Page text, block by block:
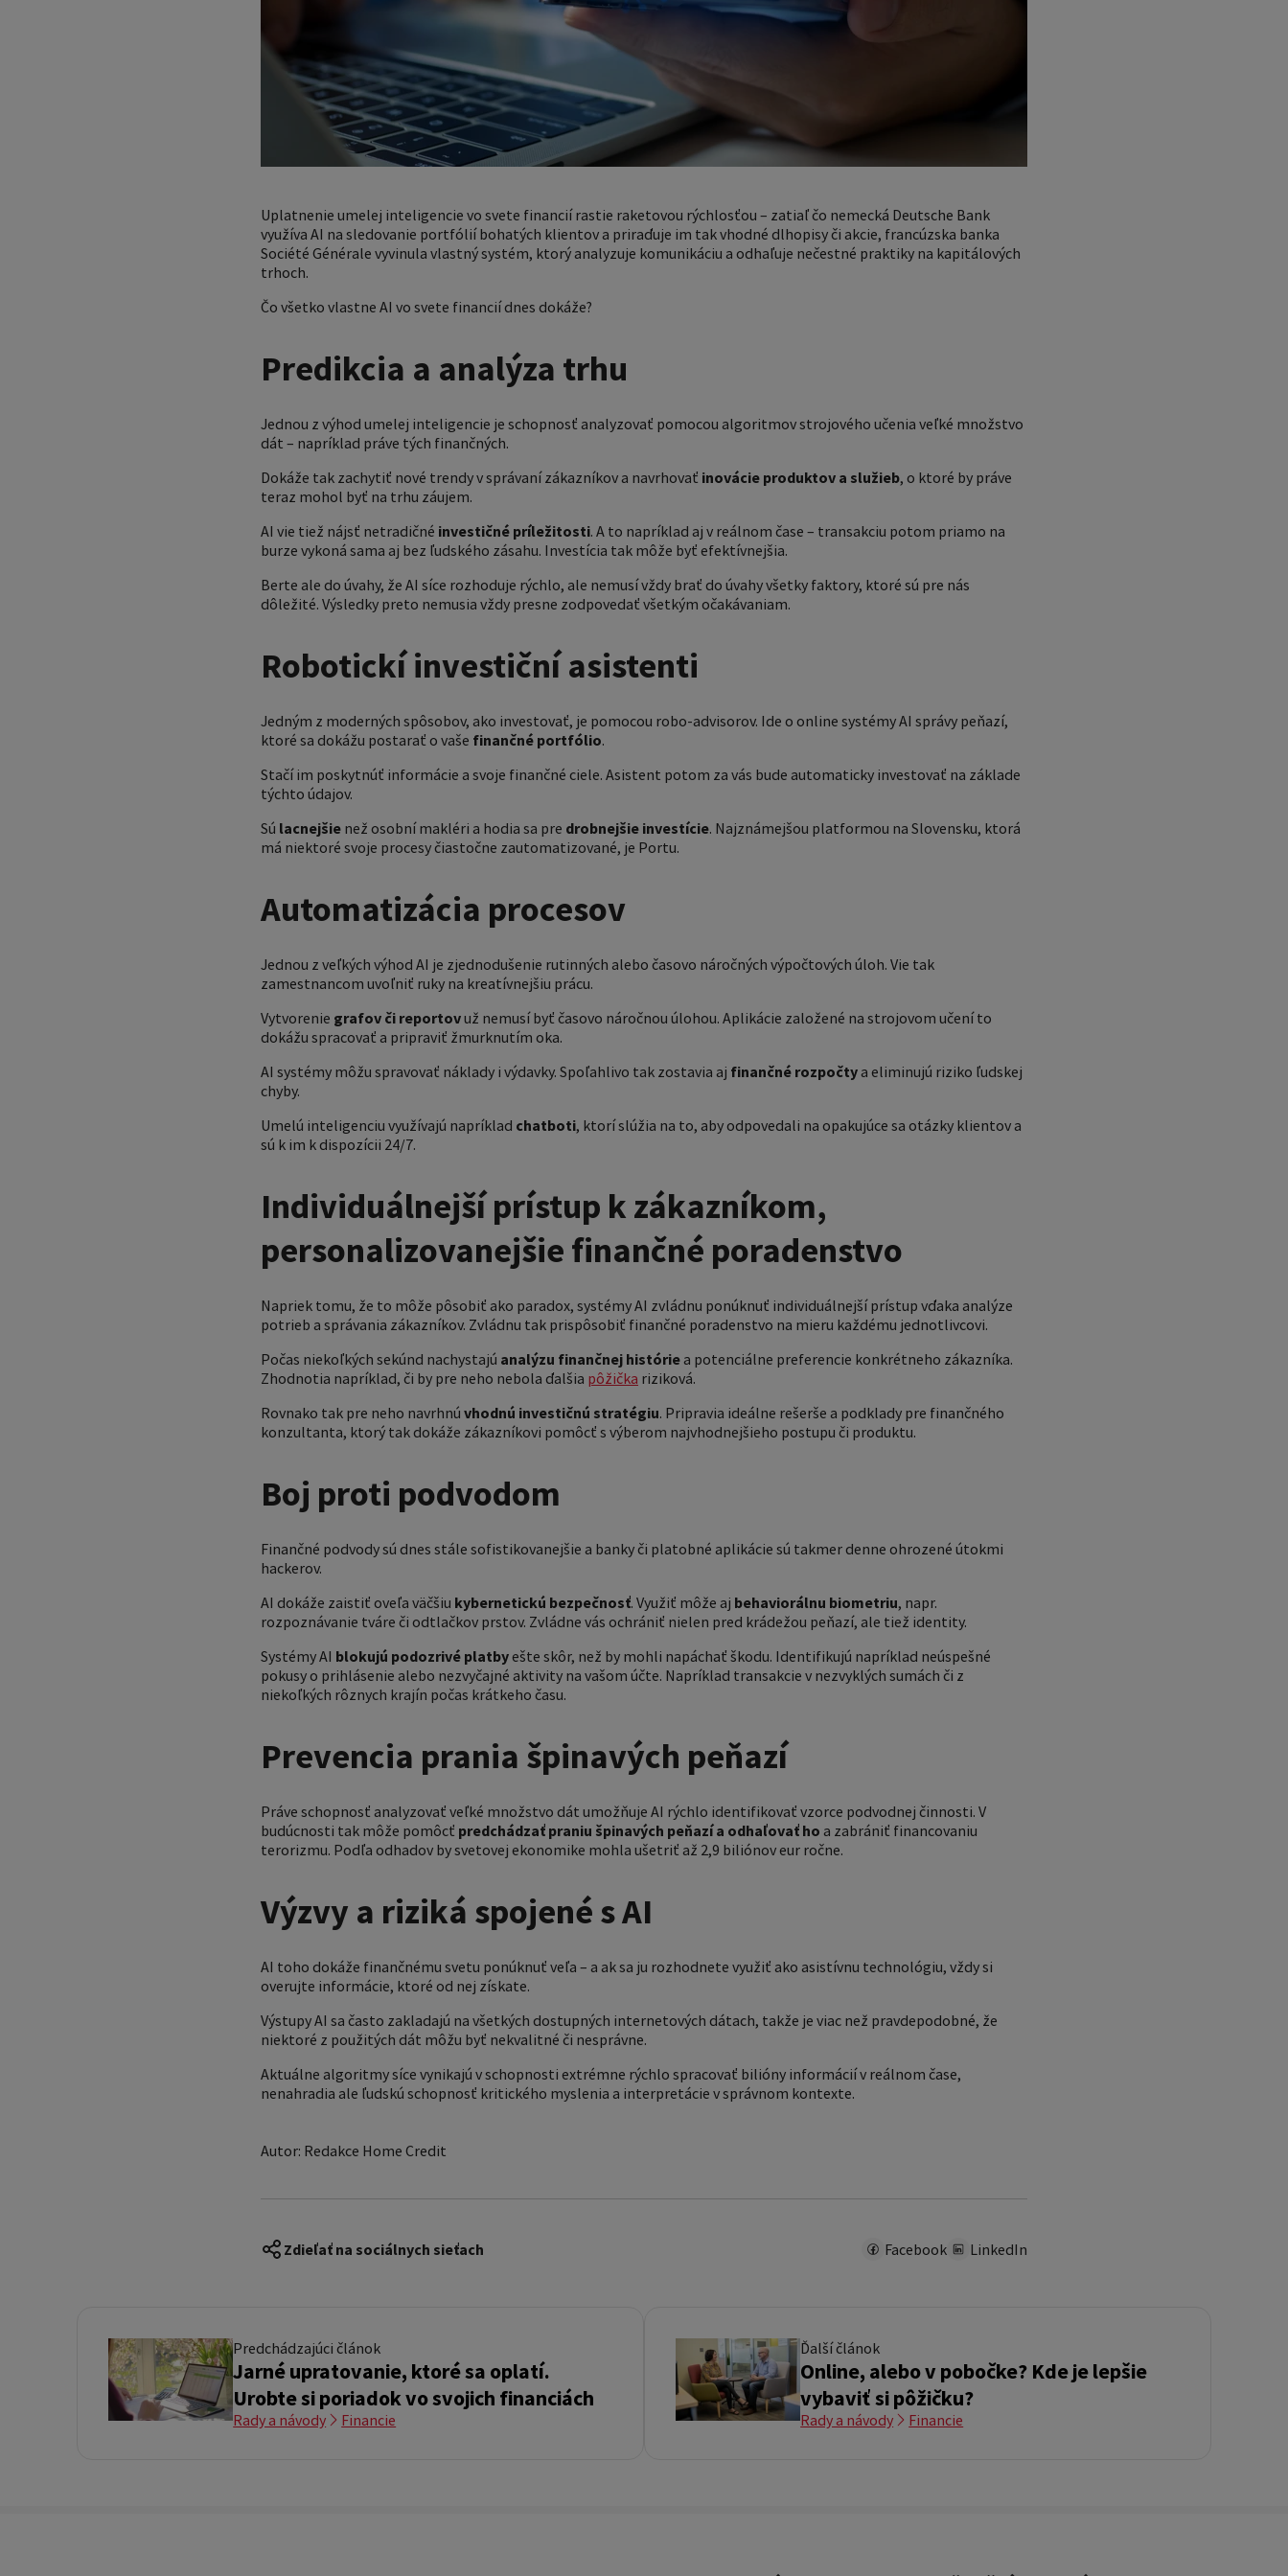
Uplatnenie umelej inteligencie vo svete financií rastie raketovou rýchlosťou – zatiaľ čo nemecká Deutsche Bank
využíva AI na sledovanie portfólií bohatých klientov a priraďuje im tak vhodné dlhopisy či akcie, francúzska banka
Société Générale vyvinula vlastný systém, ktorý analyzuje komunikáciu a odhaľuje nečestné praktiky na kapitálových
trhoch.
Čo všetko vlastne AI vo svete financií dnes dokáže?
Predikcia a analýza trhu
Jednou z výhod umelej inteligencie je schopnosť analyzovať pomocou algoritmov strojového učenia veľké množstvo
dát – napríklad práve tých finančných.
Dokáže tak zachytiť nové trendy v správaní zákazníkov a navrhovať inovácie produktov a služieb, o ktoré by práve
teraz mohol byť na trhu záujem.
AI vie tiež nájsť netradičné investičné príležitosti. A to napríklad aj v reálnom čase – transakciu potom priamo na
burze vykoná sama aj bez ľudského zásahu. Investícia tak môže byť efektívnejšia.
Berte ale do úvahy, že AI síce rozhoduje rýchlo, ale nemusí vždy brať do úvahy všetky faktory, ktoré sú pre nás
dôležité. Výsledky preto nemusia vždy presne zodpovedať všetkým očakávaniam.
Robotickí investiční asistenti
Jedným z moderných spôsobov, ako investovať, je pomocou robo-advisorov. Ide o online systémy AI správy peňazí,
ktoré sa dokážu postarať o vaše finančné portfólio.
Stačí im poskytnúť informácie a svoje finančné ciele. Asistent potom za vás bude automaticky investovať na základe
týchto údajov.
Sú lacnejšie než osobní makléri a hodia sa pre drobnejšie investície. Najznámejšou platformou na Slovensku, ktorá
má niektoré svoje procesy čiastočne zautomatizované, je Portu.
Automatizácia procesov
Jednou z veľkých výhod AI je zjednodušenie rutinných alebo časovo náročných výpočtových úloh. Vie tak
zamestnancom uvoľniť ruky na kreatívnejšiu prácu.
Vytvorenie grafov či reportovuž nemusí byť časovo náročnou úlohou. Aplikácie založené na strojovom učení to
dokážu spracovať a pripraviť žmurknutím oka.
AI systémy môžu spravovať náklady i výdavky. Spoľahlivo tak zostavia aj finančné rozpočtya eliminujú riziko ľudskej
chyby.
Umelú inteligenciu využívajú napríklad chatboti, ktorí slúžia na to, aby odpovedali na opakujúce sa otázky klientov a
sú k im k dispozícii 24/7.
Individuálnejší prístup k zákazníkom,
personalizovanejšie finančné poradenstvo
Napriek tomu, že to môže pôsobiť ako paradox, systémy AI zvládnu ponúknuť individuálnejší prístup vďaka analýze
potrieb a správania zákazníkov. Zvládnu tak prispôsobiť finančné poradenstvo na mieru každému jednotlivcovi.
Počas niekoľkých sekúnd nachystajú analýzu finančnej históriea potenciálne preferencie konkrétneho zákazníka.
Zhodnotia napríklad, či by pre neho nebola ďalšia pôžička riziková.
Rovnako tak pre neho navrhnú vhodnú investičnú stratégiu. Pripravia ideálne rešerše a podklady pre finančného
konzultanta, ktorý tak dokáže zákazníkovi pomôcť s výberom najvhodnejšieho postupu či produktu.
Boj proti podvodom
Finančné podvody sú dnes stále sofistikovanejšie a banky či platobné aplikácie sú takmer denne ohrozené útokmi
hackerov.
AI dokáže zaistiť oveľa väčšiu kybernetickú bezpečnosť. Využiť môže aj behaviorálnu biometriu, napr.
rozpoznávanie tváre či odtlačkov prstov. Zvládne vás ochrániť nielen pred krádežou peňazí, ale tiež identity.
Systémy AI blokujú podozrivé platbyešte skôr, než by mohli napáchať škodu. Identifikujú napríklad neúspešné
pokusy o prihlásenie alebo nezvyčajné aktivity na vašom účte. Napríklad transakcie v nezvyklých sumách či z
niekoľkých rôznych krajín počas krátkeho času.
Prevencia prania špinavých peňazí
Práve schopnosť analyzovať veľké množstvo dát umožňuje AI rýchlo identifikovať vzorce podvodnej činnosti. V
budúcnosti tak môže pomôcť predchádzať praniu špinavých peňazí a odhaľovať ho a zabrániť financovaniu
terorizmu. Podľa odhadov by svetovej ekonomike mohla ušetriť až 2,9 biliónov eur ročne.
Výzvy a riziká spojené s AI
AI toho dokáže finančnému svetu ponúknuť veľa – a ak sa ju rozhodnete využiť ako asistívnu technológiu, vždy si
overujte informácie, ktoré od nej získate.
Výstupy AI sa často zakladajú na všetkých dostupných internetových dátach, takže je viac než pravdepodobné, že
niektoré z použitých dát môžu byť nekvalitné či nesprávne.
Aktuálne algoritmy síce vynikajú v schopnosti extrémne rýchlo spracovať bilióny informácií v reálnom čase,
nenahradia ale ľudskú schopnosť kritického myslenia a interpretácie v správnom kontexte.
Autor: Redakce Home Credit
Zdieľať na sociálnych sieťach Facebook LinkedIn
Predchádzajúci článok
Jarné upratovanie, ktoré sa oplatí.
Urobte si poriadok vo svojich financiách
Rady a návody Financie
Ďalší článok
Online, alebo v pobočke? Kde je lepšie
vybaviť si pôžičku?
Rady a návody Financie